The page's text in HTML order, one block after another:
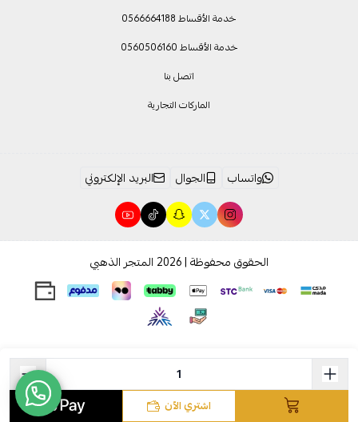
اشتري الآن
خدمة الأقساط 0566664188
خدمة الأقساط 0560506160
اتصل بنا
الماركات التجارية
واتساب الجوال البريد الإلكتروني
الحقوق محفوظة | 2026 المتجر الذهبي